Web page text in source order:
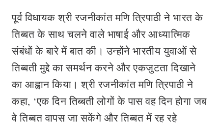
पूर्व विधायक श्री रजनीकांत मणि त्रिपाठी ने भारत के
तिब्बत के साथ चलने वाले भाषाई और आध्यात्मिक
संबंधों के बारे में बात की। उन्होंने भारतीय युवाओं से
तिब्बती मुद्दे का समर्थन करने और एकजुटता दिखाने
का आह्वान किया। श्री रजनीकांत मणि त्रिपाठी ने
कहा, ‘एक दिन तिब्बती लोगों के पास वह दिन होगा जब
वे तिब्बत वापस जा सकेंगे और तिब्बत में रह रहे